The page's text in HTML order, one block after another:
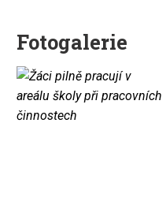
Fotogalerie